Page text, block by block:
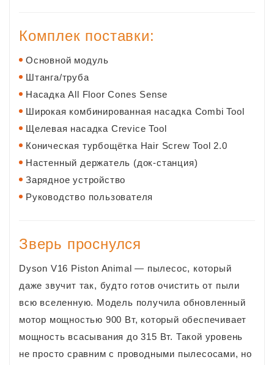
Комплек поставки:
Основной модуль
Штанга/труба
Насадка All Floor Cones Sense
Широкая комбинированная насадка Combi Tool
Щелевая насадка Crevice Tool
Коническая турбощётка Hair Screw Tool 2.0
Настенный держатель (док-станция)
Зарядное устройство
Руководство пользователя
Зверь проснулся
Dyson V16 Piston Animal — пылесос, который
даже звучит так, будто готов очистить от пыли
всю вселенную. Модель получила обновленный
мотор мощностью 900 Вт, который обеспечивает
мощность всасывания до 315 Вт. Такой уровень
не просто сравним с проводными пылесосами, но